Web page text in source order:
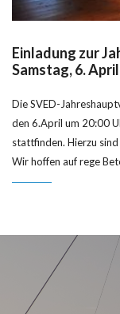
Einladung zur
Samstag, 6. April
Die SVED-
den 6.April um 20:00
stattfinden. Hierzu
Wir hoffen auf rege